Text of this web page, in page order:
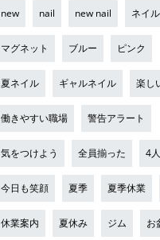
new nail new nail ネイ
マグネット ブルー ピンク
夏ネイル ギャルネイル 楽し
働きやすい職場 警告アラート
気をつけよう 全員揃った 4人
今日も笑顔 夏季 夏季休業
休業案内 夏休み ジム お